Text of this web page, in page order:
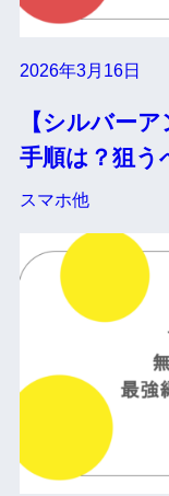
2026年3月16日
【シルバー
手順は？狙う
スマホ他